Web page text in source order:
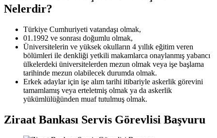
Nelerdir?
Türkiye Cumhuriyeti vatandaşı olmak,
01.1992 ve sonrası doğumlu olmak,
Üniversitelerin ve yüksek okulların 4 yıllık eğitim veren
bölümleri ile denkliği yetkili makamlarca onaylanmış yabancı
ülkelerdeki üniversitelerden mezun olmak veya işe başlama
tarihinde mezun olabilecek durumda olmak.
Erkek adaylar için işe alım tarihi itibariyle askerlik görevini
tamamlamış veya erteletmiş olmak ya da askerlik
yükümlülüğünden muaf tutulmuş olmak.
Ziraat Bankası Servis Görevlisi Başvuru